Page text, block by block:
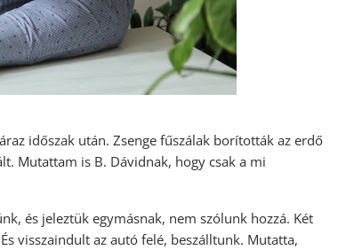
időszak után. Zsenge fűszálak borították az erdő
Mutattam is B. Dávidnak, hogy csak a mi
és jeleztük egymásnak, nem szólunk hozzá. Két
visszaindult az autó felé, beszálltunk. Mutatta,